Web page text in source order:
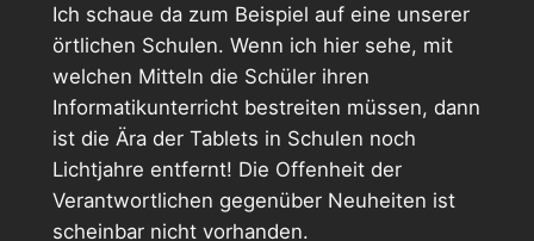
Ich schaue da zum Beispiel auf eine unserer
örtlichen Schulen. Wenn ich hier sehe, mit
welchen Mitteln die Schüler ihren
Informatikunterricht bestreiten müssen, dann
ist die Ära der Tablets in Schulen noch
Lichtjahre entfernt! Die Offenheit der
Verantwortlichen gegenüber Neuheiten ist
scheinbar nicht vorhanden.